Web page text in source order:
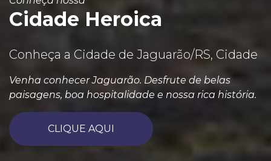
Cidade Heroica
Conheça a Cidade de Jaguarão/RS, Cidade
Venha conhecer Jaguarão. Desfrute de belas
paisagens, boa hospitalidade e nossa rica história.
CLIQUE AQUI